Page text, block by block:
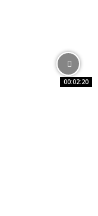
00:02:20